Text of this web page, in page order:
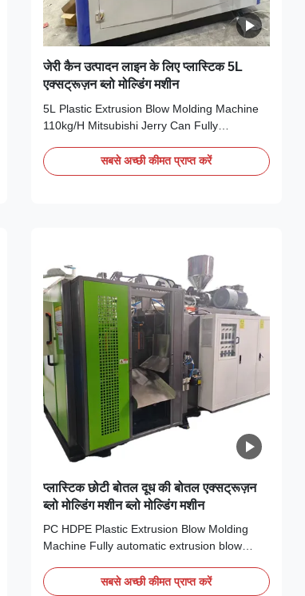
जेरी कैन उत्पादन लाइन के लिए प्लास्टिक 5L
एक्सट्रूज़न ब्लो मोल्डिंग मशीन
5L Plastic Extrusion Blow Molding Machine
110kg/H Mitsubishi Jerry Can Fully
Can Blow Molding Machine with Mitsubishi
PLC Long Service Life Technical
सबसे अच्छी कीमत प्राप्त करें
प्लास्टिक छोटी बोतल दूध की बोतल एक्सट्रूज़न
ब्लो मोल्डिंग मशीन ब्लो मोल्डिंग मशीन
PC HDPE Plastic Extrusion Blow Molding
Machine Fully automatic extrusion blow
materials, designed for small bottle and jerry
सबसे अच्छी कीमत प्राप्त करें